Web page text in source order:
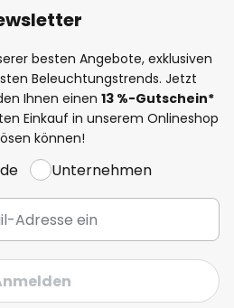
besten Angebote, exklusiven
Beleuchtungstrends. Jetzt
Ihnen einen 13 %-Gutschein*
Einkauf in unserem Onlineshop
können!
Unternehmen